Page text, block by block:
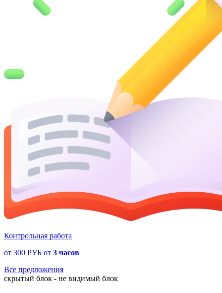
Контрольная работа
от 300 РУБ от 3 часов
Все предложения
скрытый блок - не видимый блок